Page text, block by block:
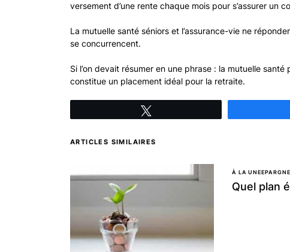
versement d’une rente chaque mois pour s’assurer un
La mutuelle santé séniors et l’assurance-vie ne
se concurrencent.
Si l’on devait résumer en une phrase : la mutuelle
constitue un placement idéal pour la retraite.
ARTICLES SIMILAIRES
À LA UNEEPARGNE
Quel plan